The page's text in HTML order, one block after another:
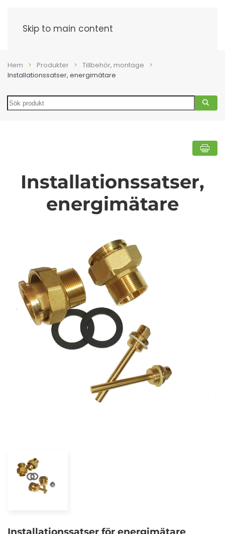
Skip to main content
Hem Produkter
Tillbehör, montage
Installationssatser, energimätare
Search
Installationssatser,
energimätare